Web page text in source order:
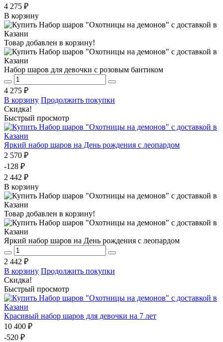
4 275 ₽
В корзину
Товар добавлен в корзину!
Набор шаров для девочки с розовым бантиком
4 275 ₽
В корзину Продолжить покупки
Скидка!
Быстрый просмотр
Яркий набор шаров на День рождения с леопардом
2 570 ₽
-128 ₽
2 442 ₽
В корзину
Товар добавлен в корзину!
Яркий набор шаров на День рождения с леопардом
2 442 ₽
В корзину Продолжить покупки
Скидка!
Быстрый просмотр
Красивый набор шаров для девочки на 7 лет
10 400 ₽
-520 ₽